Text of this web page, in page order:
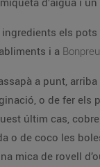
ingredients els
i a
a punt,
o de fer els
últim cas,
o de coco les
mica de rovell